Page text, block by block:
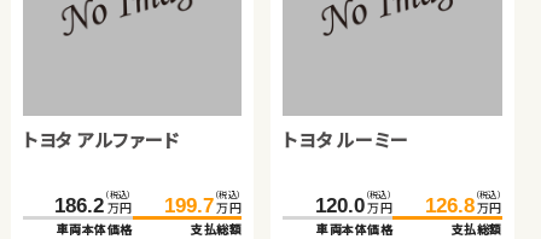
トヨタ アルファード
186.2 （税込）
万円
車両本体価格
199.7 （税込）
万円
支払総額
トヨタ ルーミー
120.0 （税込）
万円
車両本体価格
126.8 （税込）
万円
支払総額
ホンダ Ｎ ＢＯＸ
136.0 （税込）
万円
車両本体価格
143.1 （税込）
万円
支払総額
スズキ スイフト
157.0 （税込）
万円
車両本体価格
163.5 （税込）
万円
支払総額
ダイハツ タント
車両本体価格
支払総額
諸費用：8.2 万円 （税込）
2019 年 144,800km
660cc 法定整備付
スズキ ジムニー
車両本体価格
支払総額
諸費用：6.6万円 （税込）
2014 年 50,000km
660cc